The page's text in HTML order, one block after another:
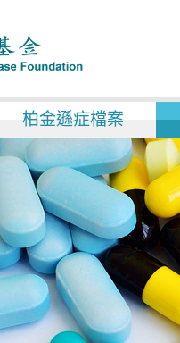
柏金遜症檔案